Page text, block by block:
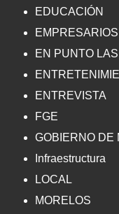
EDUCACIÓN
EMPRESARIOS
EN PUNTO
ENTREVISTA
FGE
GOBIERNO DE
Infraestructura
LOCAL
MORELOS